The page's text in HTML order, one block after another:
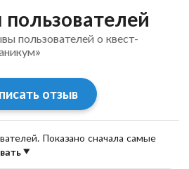
пользователей о квест-
отзыв
Показано сначала самые